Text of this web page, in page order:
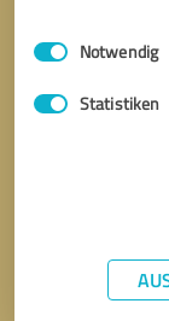
Impressum
Notwendig
Statistiken